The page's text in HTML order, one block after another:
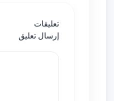
تعليقات
إرسال تعليق